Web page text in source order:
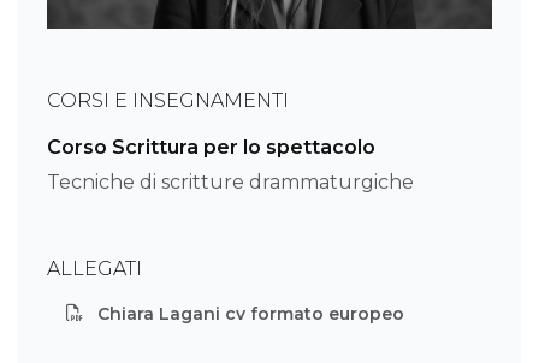
CORSI E INSEGNAMENTI
Corso Scrittura per lo spettacolo
Tecniche di scritture drammaturgiche
ALLEGATI
Chiara Lagani cv formato europeo